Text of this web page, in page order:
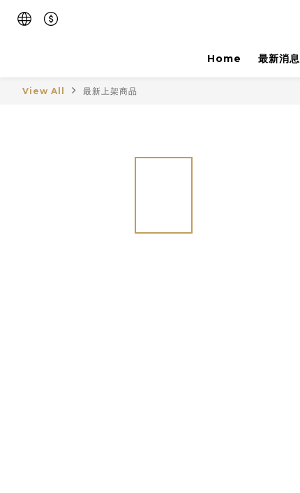
Home 最新消息
View All 最新上架商品